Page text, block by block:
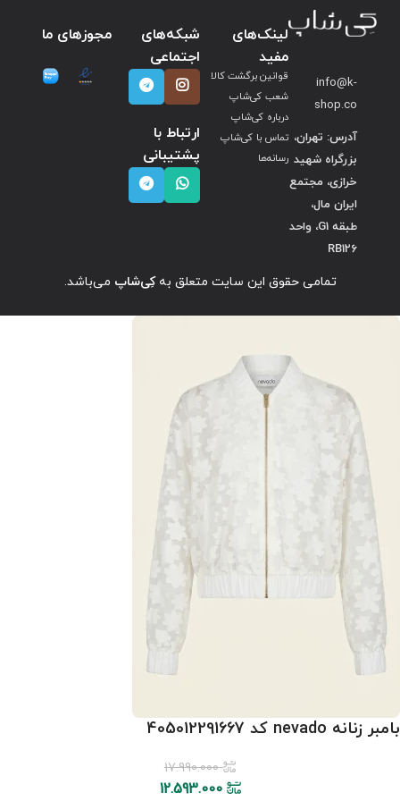
info@k-
shop.co
آدرس: تهران،
بزرگراه شهید
خرازی، مجتمع
ایران مال،
طبقه G1، واحد
RB126
لینک‌های
مفید
قوانین برگشت کالا
شعب کی‌شاپ
درباره کی‌شاپ
تماس با کی‌شاپ
رسانه‌ها
شبکه‌های
اجتماعی
ارتباط با
پشتیبانی
مجوزهای ما
تمامی حقوق این سایت متعلق بهکِی‌شاپ می‌باشد.
بامبر زنانه nevado کد 405012291667
17.990.000
12.593.000